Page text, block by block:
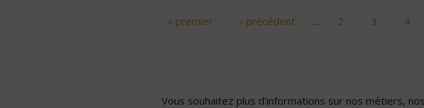
« premier ‹ précédent … 2 3 4
Vous souhaitez plus d'informations sur nos métiers,